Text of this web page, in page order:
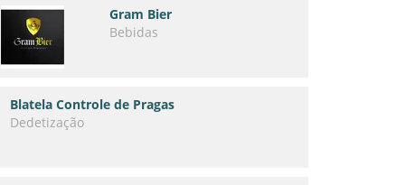
Gram Bier
Bebidas
Blatela Controle de Pragas
Dedetização